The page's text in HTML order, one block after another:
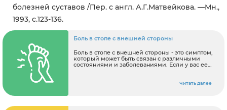
болезней суставов /Пер. с англ. А.Г.Матвейкова. —Мн.,
1993, с.123-136.
Боль в стопе с внешней стороны
Боль в стопе с внешней стороны - это симптом,
который может быть связан с различными
состояниями и заболеваниями. Если у вас ее
результатам первичного осмотра врач может
Читать далее